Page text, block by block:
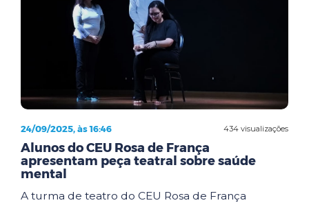
434 visualizações
24/09/2025, às 16:46
Alunos do CEU Rosa de França
apresentam peça teatral sobre saúde
mental
A turma de teatro do CEU Rosa de França